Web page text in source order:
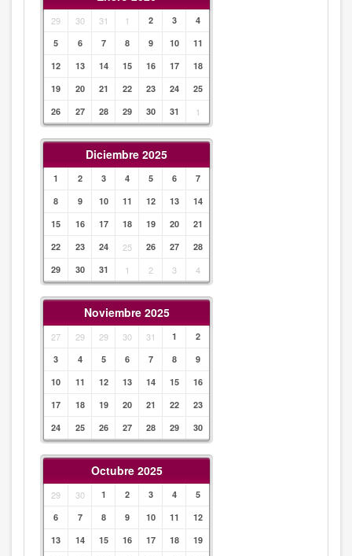
29 30 31 1 2 3
4
5
6 7 8 9 10
11
12
13 14 15 16 17
18
19
20 21 22 23 24
25
26
27 28 29 30 31 1
Diciembre 2025
1 2 3 4 5 6
7
8
9 10 11 12 13
14
15
16 17 18 19 20
21
22
23 24 25 26 27
28
29
30 31 1 2 3 4
Noviembre 2025
27 29 29 30 31 1
2
3
4 5 6 7 8
9
10
11 12 13 14 15
16
17
18 19 20 21 22
23
24
25 26 27 28 29 30
Octubre 2025
29 30 1 2 3 4
5
6
7 8 9 10 11
12
13
14 15 16 17 18
19